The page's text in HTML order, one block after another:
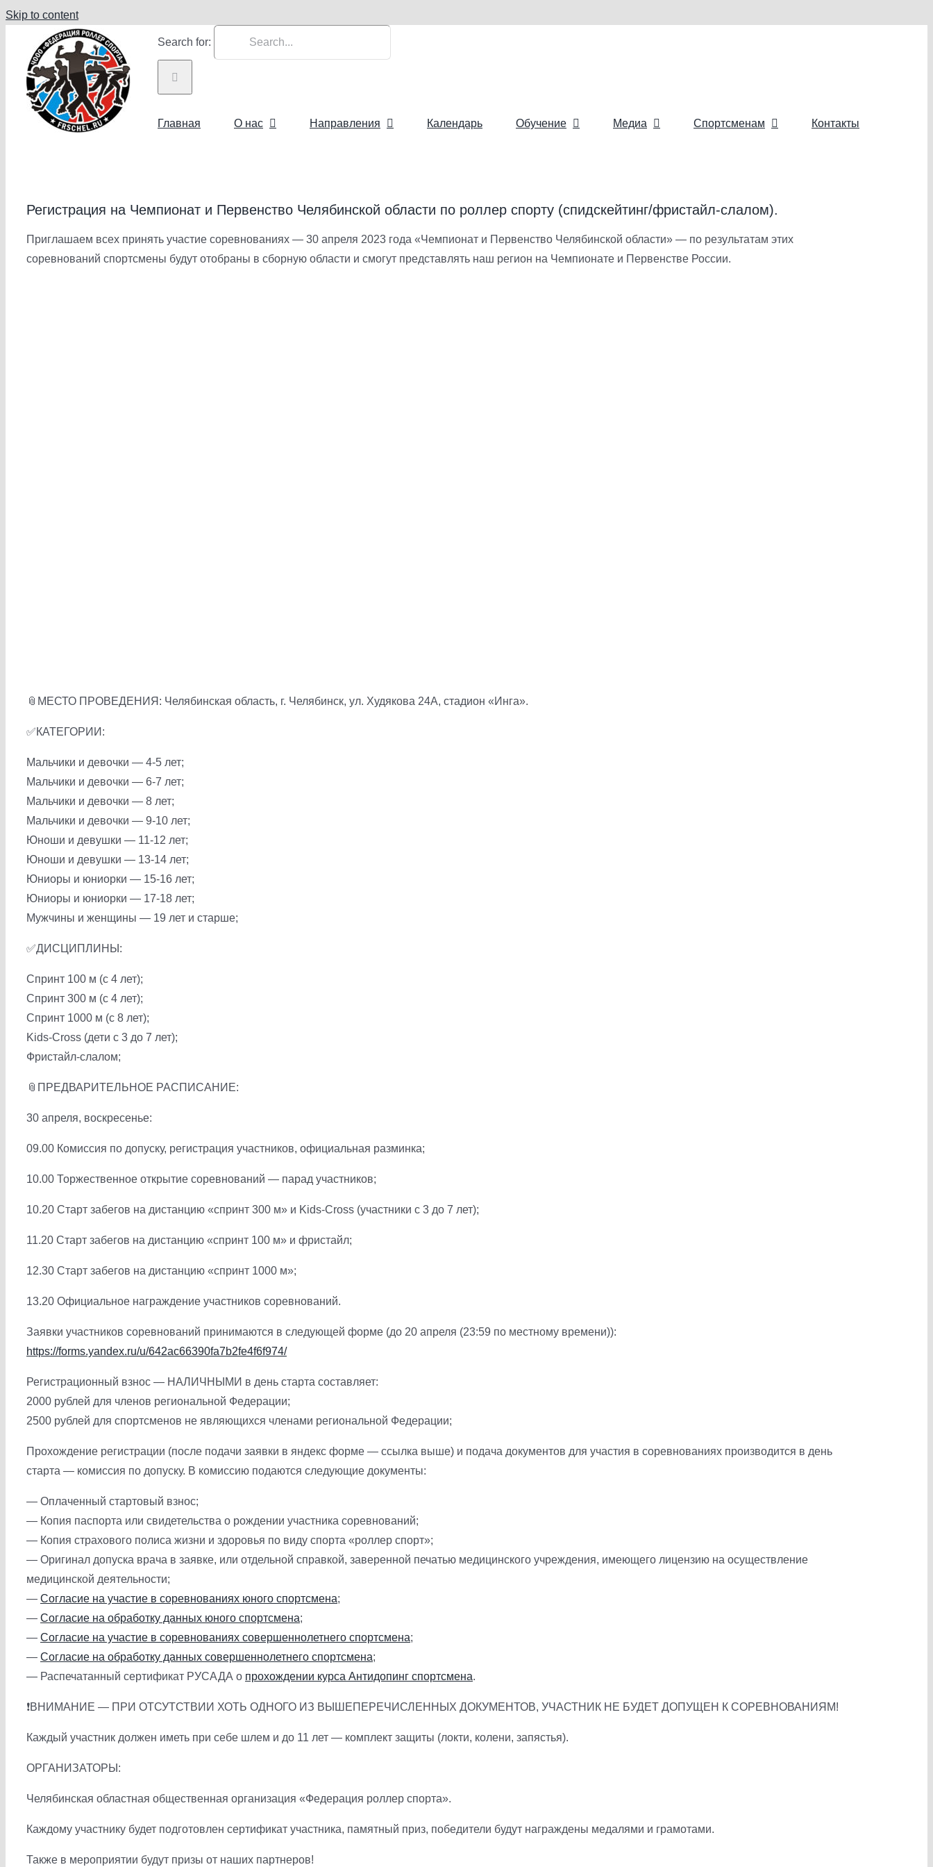
Skip to content
Search for:
Главная О нас Направления Календарь Обучение Медиа Спортсменам Контакты
Регистрация на Чемпионат и Первенство Челябинской области по роллер спорту (спидскейтинг/фристайл-слалом).
Приглашаем всех принять участие соревнованиях — 30 апреля 2023 года «Чемпионат и Первенство Челябинской области» — по результатам этих
соревнований спортсмены будут отобраны в сборную области и смогут представлять наш регион на Чемпионате и Первенстве России.
📎МЕСТО ПРОВЕДЕНИЯ: Челябинская область, г. Челябинск, ул. Худякова 24А, стадион «Инга».
✅КАТЕГОРИИ:
Мальчики и девочки — 4-5 лет;
Мальчики и девочки — 6-7 лет;
Мальчики и девочки — 8 лет;
Мальчики и девочки — 9-10 лет;
Юноши и девушки — 11-12 лет;
Юноши и девушки — 13-14 лет;
Юниоры и юниорки — 15-16 лет;
Юниоры и юниорки — 17-18 лет;
Мужчины и женщины — 19 лет и старше;
✅ДИСЦИПЛИНЫ:
Спринт 100 м (с 4 лет);
Спринт 300 м (с 4 лет);
Спринт 1000 м (с 8 лет);
Kids-Cross (дети с 3 до 7 лет);
Фристайл-слалом;
📎ПРЕДВАРИТЕЛЬНОЕ РАСПИСАНИЕ:
30 апреля, воскресенье:
09.00 Комиссия по допуску, регистрация участников, официальная разминка;
10.00 Торжественное открытие соревнований — парад участников;
10.20 Старт забегов на дистанцию «спринт 300 м» и Kids-Cross (участники с 3 до 7 лет);
11.20 Старт забегов на дистанцию «спринт 100 м» и фристайл;
12.30 Старт забегов на дистанцию «спринт 1000 м»;
13.20 Официальное награждение участников соревнований.
Заявки участников соревнований принимаются в следующей форме (до 20 апреля (23:59 по местному времени)):
https://forms.yandex.ru/u/642ac66390fa7b2fe4f6f974/
Регистрационный взнос — НАЛИЧНЫМИ в день старта составляет:
2000 рублей для членов региональной Федерации;
2500 рублей для спортсменов не являющихся членами региональной Федерации;
Прохождение регистрации (после подачи заявки в яндекс форме — ссылка выше) и подача документов для участия в соревнованиях производится в день
старта — комиссия по допуску. В комиссию подаются следующие документы:
— Оплаченный стартовый взнос;
— Копия паспорта или свидетельства о рождении участника соревнований;
— Копия страхового полиса жизни и здоровья по виду спорта «роллер спорт»;
— Оригинал допуска врача в заявке, или отдельной справкой, заверенной печатью медицинского учреждения, имеющего лицензию на осуществление
медицинской деятельности;
— Согласие на участие в соревнованиях юного спортсмена;
— Согласие на обработку данных юного спортсмена;
— Согласие на участие в соревнованиях совершеннолетнего спортсмена;
— Согласие на обработку данных совершеннолетнего спортсмена;
— Распечатанный сертификат РУСАДА о прохождении курса Антидопинг спортсмена.
❗ВНИМАНИЕ — ПРИ ОТСУТСТВИИ ХОТЬ ОДНОГО ИЗ ВЫШЕПЕРЕЧИСЛЕННЫХ ДОКУМЕНТОВ, УЧАСТНИК НЕ БУДЕТ ДОПУЩЕН К СОРЕВНОВАНИЯМ!
Каждый участник должен иметь при себе шлем и до 11 лет — комплект защиты (локти, колени, запястья).
ОРГАНИЗАТОРЫ:
Челябинская областная общественная организация «Федерация роллер спорта».
Каждому участнику будет подготовлен сертификат участника, памятный приз, победители будут награждены медалями и грамотами.
Также в мероприятии будут призы от наших партнеров!